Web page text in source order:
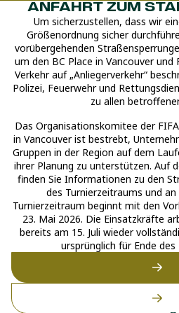
ANFAHRT ZUM
Um sicherzustellen, dass wir
Größenordnung sicher
vorübergehenden
um den BC Place in Vancouver und
Verkehr auf „Anliegerverkehr“
Polizei, Feuerwehr und
zu allen
Das Organisationskomitee der
in Vancouver ist bestrebt,
Gruppen in der Region auf dem
ihrer Planung zu unterstützen. Auf
finden Sie Informationen zu den
des Turnierzeitraums und
Turnierzeitraum beginnt mit den
23. Mai 2026. Die Einsatzkräfte
bereits am 15. Juli wieder
ursprünglich für Ende